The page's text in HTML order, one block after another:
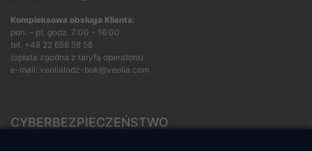
Kompleksowa obsługa Klienta:
pon. – pt. godz. 7:00 – 16:00
tel. +48 22 658 58 58
(opłata zgodna z taryfą operatora)
e-mail: veolialodz-bok@veolia.com
CYBERBEZPIECZEŃSTWO